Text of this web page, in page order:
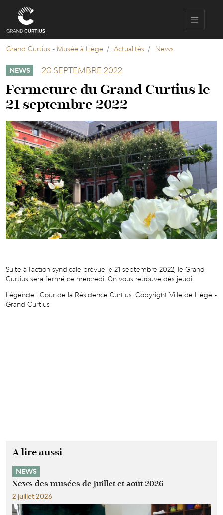
contenu
principal
Grand Curtius - Musée à Liège
Actualités News
NEWS 20 SEPTEMBRE 2022
Fermeture du Grand Curtius le
21 septembre 2022
Suite à l'action syndicale prévue le 21 septembre 2022, le Grand
Curtius sera fermé ce mercredi. On vous retrouve dès jeudi!
Légende : Cour de la Résidence Curtius. Copyright Ville de Liège -
Grand Curtius
A lire aussi
NEWS
News des musées de juillet et août 2026
2 juillet 2026